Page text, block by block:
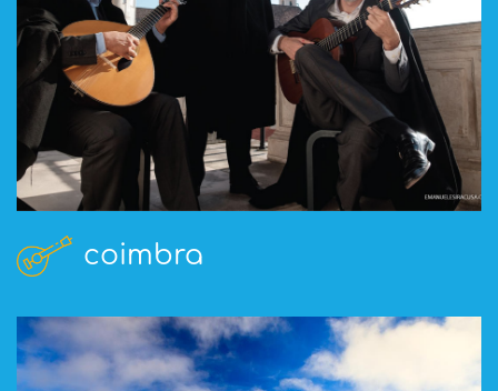
coimbra